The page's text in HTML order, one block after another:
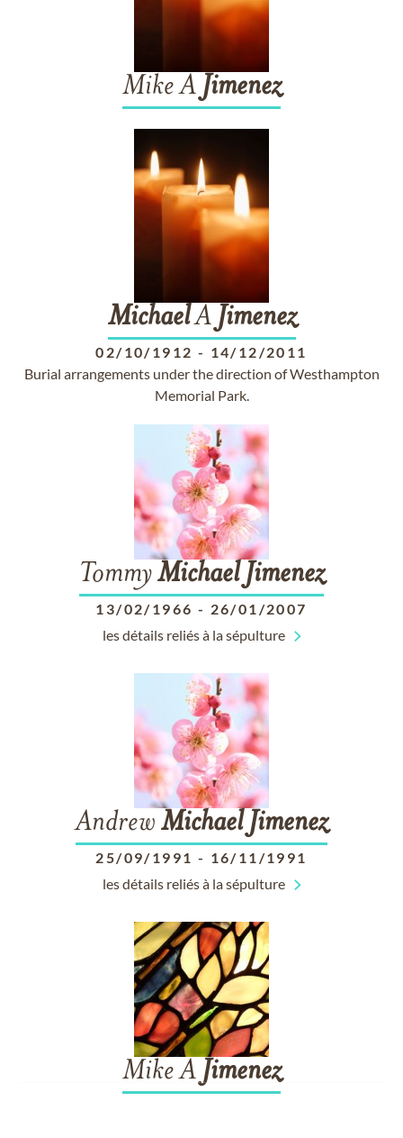
Mike A Jimenez
MichaelA Jimenez
02/10/1912 - 14/12/2011
Burial arrangements under the direction of Westhampton
Memorial Park.
TommyMichael Jimenez
13/02/1966 - 26/01/2007
les détails reliés à la sépulture
Andrew Michael Jimenez
25/09/1991 - 16/11/1991
les détails reliés à la sépulture
Mike A Jimenez